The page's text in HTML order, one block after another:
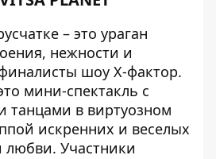
– это ураган
нежности и
шоу Х-фактор.
мини-спектакль с
танцами в виртуозном
искренних и веселых
любви. Участники